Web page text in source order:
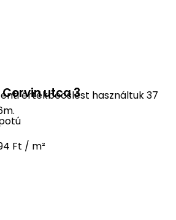
értékbecslést használtuk 37
Corvin utca 3
Ft / m²